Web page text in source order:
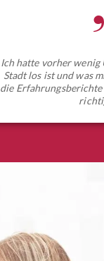
Ich hatte vorher wenig
Stadt los ist und was
die